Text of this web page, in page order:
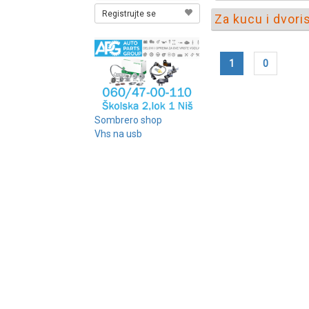
Registrujte se
Sombrero shop
Vhs na usb
Za kucu i
1 0